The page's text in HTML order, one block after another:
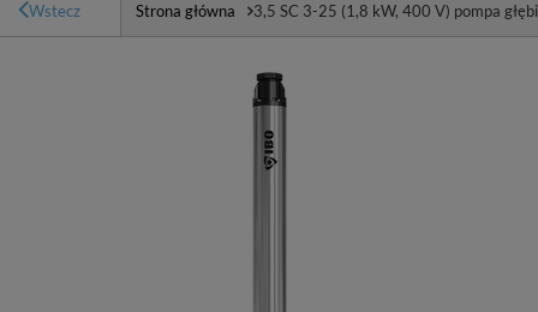
Wstecz Strona główna 3,5 SC 3-25 (1,8 kW, 400 V) pompa